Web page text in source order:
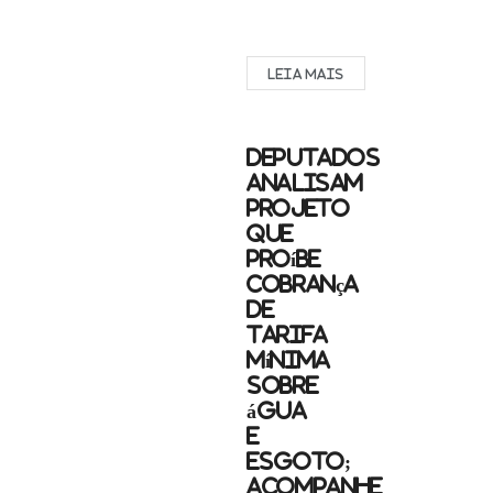
Aruanã
FM
suíça
conquistou
nesta
terça-
feira
a
última
vaga
nas
quartas
de
final
da
Copa...
LEIA MAIS
Deputados
analisam
projeto
que
proíbe
cobrança
de
tarifa
mínima
sobre
água
e
esgoto;
acompanhe